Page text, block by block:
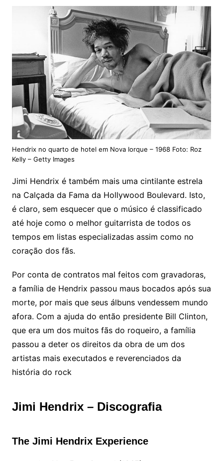
Hendrix no quarto de hotel em Nova Iorque – 1968 Foto: Roz
Kelly – Getty Images
Jimi Hendrix é também mais uma cintilante estrela
na Calçada da Fama da Hollywood Boulevard. Isto,
é claro, sem esquecer que o músico é classificado
até hoje como o melhor guitarrista de todos os
tempos em listas especializadas assim como no
coração dos fãs.
Por conta de contratos mal feitos com gravadoras,
a família de Hendrix passou maus bocados após sua
morte, por mais que seus álbuns vendessem mundo
afora. Com a ajuda do então presidente Bill Clinton,
que era um dos muitos fãs do roqueiro, a família
passou a deter os direitos da obra de um dos
artistas mais executados e reverenciados da
história do rock
Jimi Hendrix – Discografia
The Jimi Hendrix Experience